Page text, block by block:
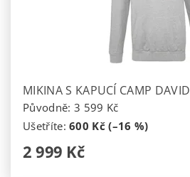
MIKINA S KAPUCÍ CAMP DAVID
Původně: 3 599 Kč
Ušetříte:600 Kč (–16 %)
2 999 Kč